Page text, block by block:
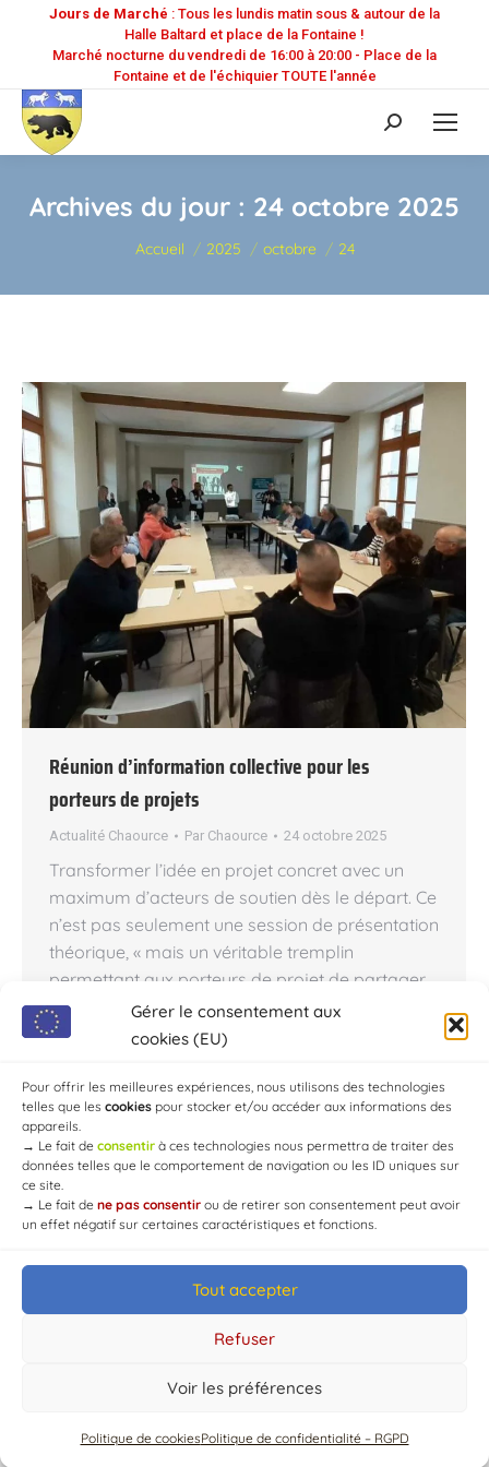
Gérer le consentement aux
cookies (EU)
Pour offrir les meilleures expériences, nous utilisons des technologies
telles que les cookies pour stocker et/ou accéder aux informations des
appareils.
→ Le fait de consentir à ces technologies nous permettra de traiter des
données telles que le comportement de navigation ou les ID uniques sur
ce site.
→ Le fait de ne pas consentir ou de retirer son consentement peut avoir
un effet négatif sur certaines caractéristiques et fonctions.
Tout accepter
Refuser
Voir les préférences
Politique de cookiesPolitique de confidentialité – RGPD
Jours de Marché : Tous les lundis matin sous & autour de la
Halle Baltard et place de la Fontaine !
Marché nocturne du vendredi de 16:00 à 20:00 - Place de la
Fontaine et de l'échiquier TOUTE l'année
Recherche
:
Archives du jour : 24 octobre 2025
Vous êtes ici :
Accueil 2025 octobre 24
Réunion d’information collective pour les
porteurs de projets
Actualité Chaource Par Chaource 24 octobre 2025
Transformer l’idée en projet concret avec un
maximum d’acteurs de soutien dès le départ. Ce
n’est pas seulement une session de présentation
théorique, « mais un véritable tremplin
permettant aux porteurs de projet de partager
leur projet et leurs premières démarches » pour
François Brunet, chargé de mission
repreneurs…
© Mairie de Chaource [2004-2024] | Tous droits réservés.
Developed byWEB3-DESIGN